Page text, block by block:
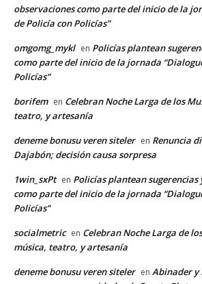
observaciones como parte del inicio de la
de Policía con Policías”
omgomg_mykl en Policías plantean
como parte del inicio de la jornada
Policías”
borifem en Celebran Noche Larga de los
teatro, y artesanía
deneme bonusu veren siteler en Renuncia
Dajabón; decisión causa sorpresa
1win_sxPt en Policías plantean sugerencias
como parte del inicio de la jornada
Policías”
socialmetric en Celebran Noche Larga de
música, teatro, y artesanía
deneme bonusu veren siteler en Abinader y